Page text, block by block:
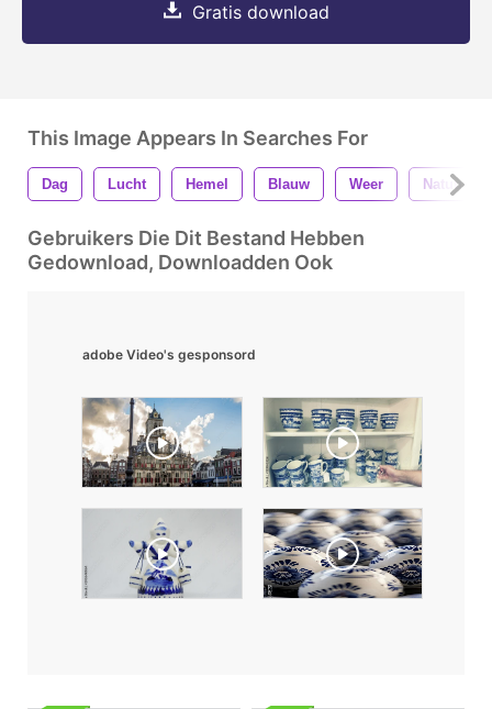
Gratis download
This Image Appears In Searches For
Dag Lucht Hemel Blauw Weer Natuur
Gebruikers Die Dit Bestand Hebben
Gedownload, Downloadden Ook
adobe Video's gesponsord